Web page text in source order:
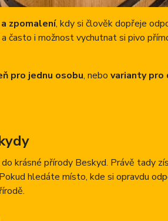
zpomalení, kdy si člověk dopřeje
často i možnost vychutnat si pivo
pro jednu osobu, nebo varianty pro
krásné přírody Beskyd. Právě tady
hledáte místo, kde si opravdu